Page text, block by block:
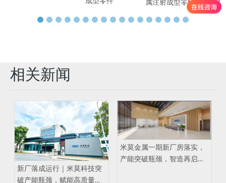
属注射成型零件
相关新闻
新厂落成运行｜米莫科技突
破产能瓶颈，赋能高质量发
米莫金属一期新厂房落实，
产能突破瓶颈，智造再启新